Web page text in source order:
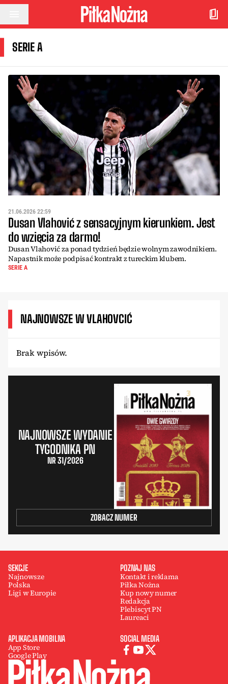
Przejdź do treści
SERIE A
21.06.2026 22:59
Dusan Vlahović z sensacyjnym kierunkiem. Jest
do wzięcia za darmo!
Dusan Vlahović za ponad tydzień będzie wolnym zawodnikiem.
Napastnik może podpisać kontrakt z tureckim klubem.
SERIE A
NAJNOWSZE W VLAHOVCIĆ
Brak wpisów.
NAJNOWSZE WYDANIE
TYGODNIKA PN
NR 31/2026
ZOBACZ NUMER
SEKCJE
Najnowsze
Polska
Ligi w Europie
POZNAJ NAS
Kontakt i reklama
Piłka Nożna
Kup nowy numer
Redakcja
Plebiscyt PN
Laureaci
APLIKACJA MOBILNA
App Store
Google Play
SOCIAL MEDIA